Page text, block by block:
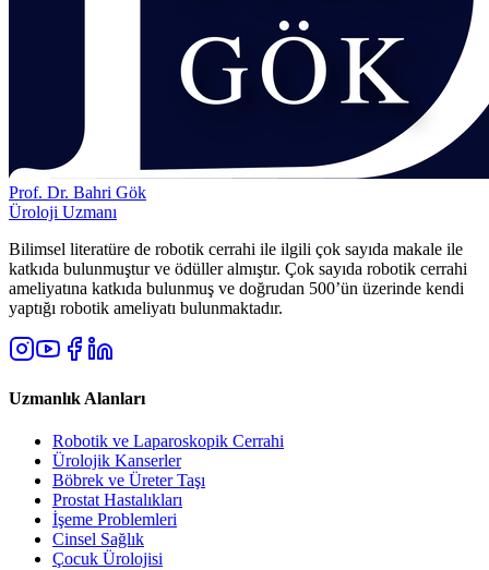
Prof. Dr. Bahri Gök
Üroloji Uzmanı
Bilimsel literatüre de robotik cerrahi ile ilgili çok sayıda makale ile
katkıda bulunmuştur ve ödüller almıştır. Çok sayıda robotik cerrahi
ameliyatına katkıda bulunmuş ve doğrudan 500’ün üzerinde kendi
yaptığı robotik ameliyatı bulunmaktadır.
Uzmanlık Alanları
Robotik ve Laparoskopik Cerrahi
Ürolojik Kanserler
Böbrek ve Üreter Taşı
Prostat Hastalıkları
İşeme Problemleri
Cinsel Sağlık
Çocuk Ürolojisi